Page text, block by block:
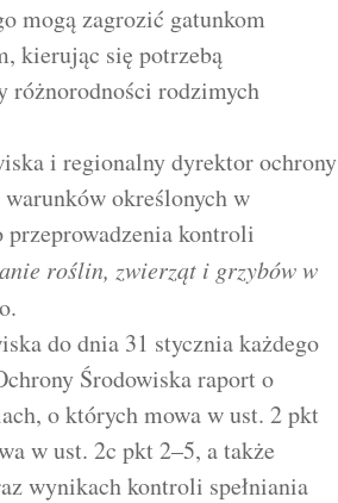
mogą zagrozić gatunkom
kierując się potrzebą
różnorodności rodzimych
i regionalny dyrektor ochrony
określonych w
przeprowadzenia kontroli
roślin, zwierząt i grzybów w
do dnia 31 stycznia każdego
Środowiska raport o
o których mowa w ust. 2 pkt
w ust. 2c pkt 2–5, a także
wynikach kontroli spełniania